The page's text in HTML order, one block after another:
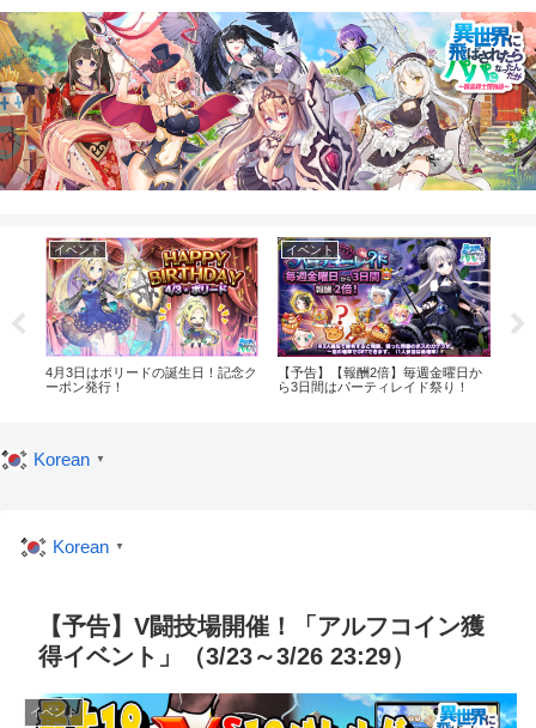
イベント
4月3日はボリードの誕生日！記念ク
ーポン発行！
イベント
【予告】【報酬2倍】毎週金曜日か
ら3日間はパーティレイド祭り！
Korean ▼
Korean ▼
【予告】V闘技場開催！「アルフコイン獲
得イベント」（3/23～3/26 23:29）
イベント